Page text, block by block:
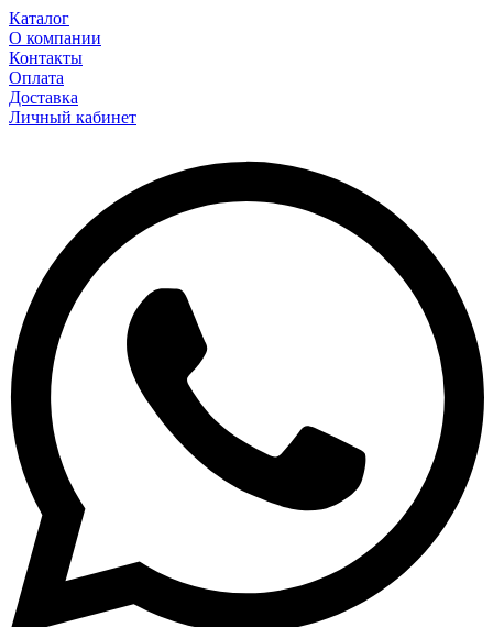
Каталог
О компании
Контакты
Оплата
Доставка
Личный кабинет